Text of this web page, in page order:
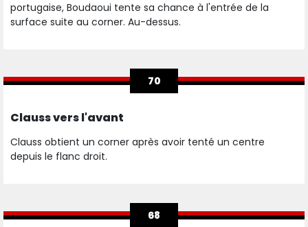
portugaise, Boudaoui tente sa chance à l'entrée de la
surface suite au corner. Au-dessus.
70
Clauss vers l'avant
Clauss obtient un corner après avoir tenté un centre
depuis le flanc droit.
68